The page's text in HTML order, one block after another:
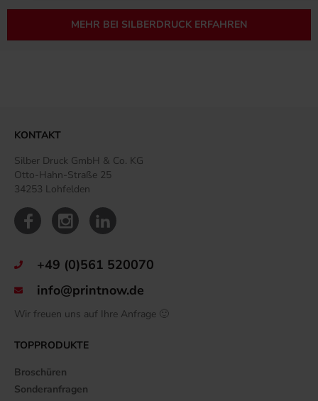
MEHR BEI SILBERDRUCK ERFAHREN
KONTAKT
Silber Druck GmbH & Co. KG
Otto-Hahn-Straße 25
34253 Lohfelden
+49 (0)561 520070
info@printnow.de
Wir freuen uns auf Ihre Anfrage 🙂
TOPPRODUKTE
Broschüren
Sonderanfragen